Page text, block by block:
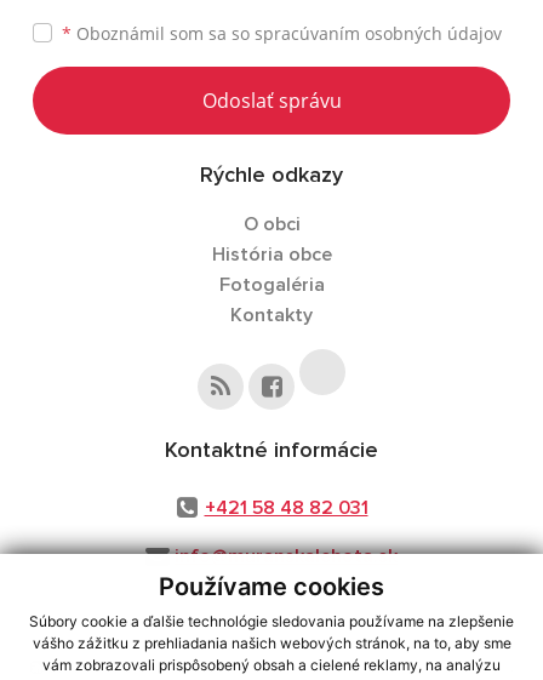
Používame cookies
Súbory cookie a ďalšie technológie sledovania používame na zlepšenie
vášho zážitku z prehliadania našich webových stránok, na to, aby sme
vám zobrazovali prispôsobený obsah a cielené reklamy, na analýzu
* Oboznámil som sa so spracúvaním osobných údajov
Odoslať správu
Rýchle odkazy
O obci
História obce
Fotogaléria
Kontakty
Kontaktné informácie
+421 58 48 82 031
info@muranskalehota.sk
využite možnosť získavania aktuálnych informácií s využitím RSS